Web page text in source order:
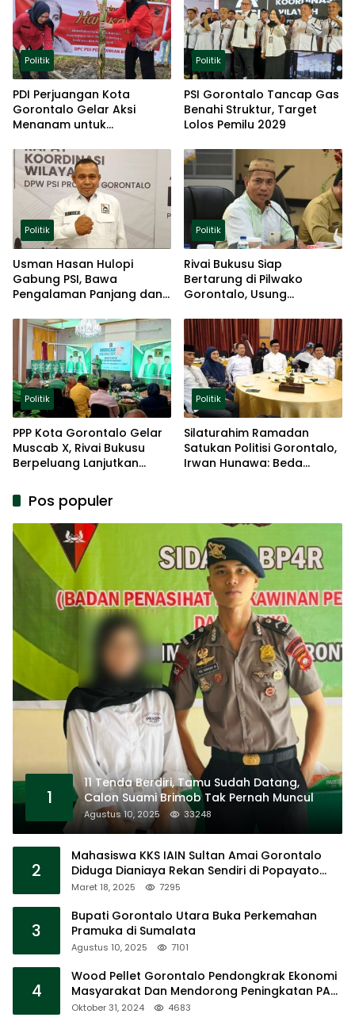
Politik
PDI Perjuangan Kota
Gorontalo Gelar Aksi
Menanam untuk
Politik
PSI Gorontalo Tancap Gas
Benahi Struktur, Target
Lolos Pemilu 2029
Politik
Usman Hasan Hulopi
Gabung PSI, Bawa
Pengalaman Panjang dan
Politik
Rivai Bukusu Siap
Bertarung di Pilwako
Gorontalo, Usung
Politik
Politik
PPP Kota Gorontalo Gelar
Muscab X, Rivai Bukusu
Berpeluang Lanjutkan
Politik
Silaturahim Ramadan
Satukan Politisi Gorontalo,
Irwan Hunawa: Beda
Pos populer
1
11 Tenda Berdiri, Tamu Sudah Datang,
Calon Suami Brimob Tak Pernah Muncul
Agustus 10, 2025 33248
2
Mahasiswa KKS IAIN Sultan Amai Gorontalo
Diduga Dianiaya Rekan Sendiri di Popayato
Barat
Maret 18, 2025 7295
3
Bupati Gorontalo Utara Buka Perkemahan
Pramuka di Sumalata
Agustus 10, 2025 7101
4
Wood Pellet Gorontalo Pendongkrak Ekonomi
Masyarakat Dan Mendorong Peningkatan PAD
Gorontalo
Oktober 31, 2024 4683